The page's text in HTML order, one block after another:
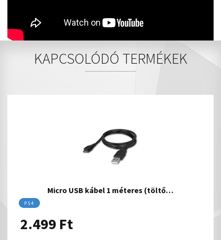
KAPCSOLÓDÓ TERMÉKEK
Micro USB kábel 1 méteres (töltő…
PS4
2.499 Ft